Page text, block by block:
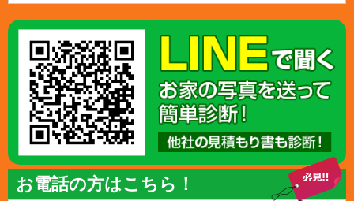
お電話の方はこちら！